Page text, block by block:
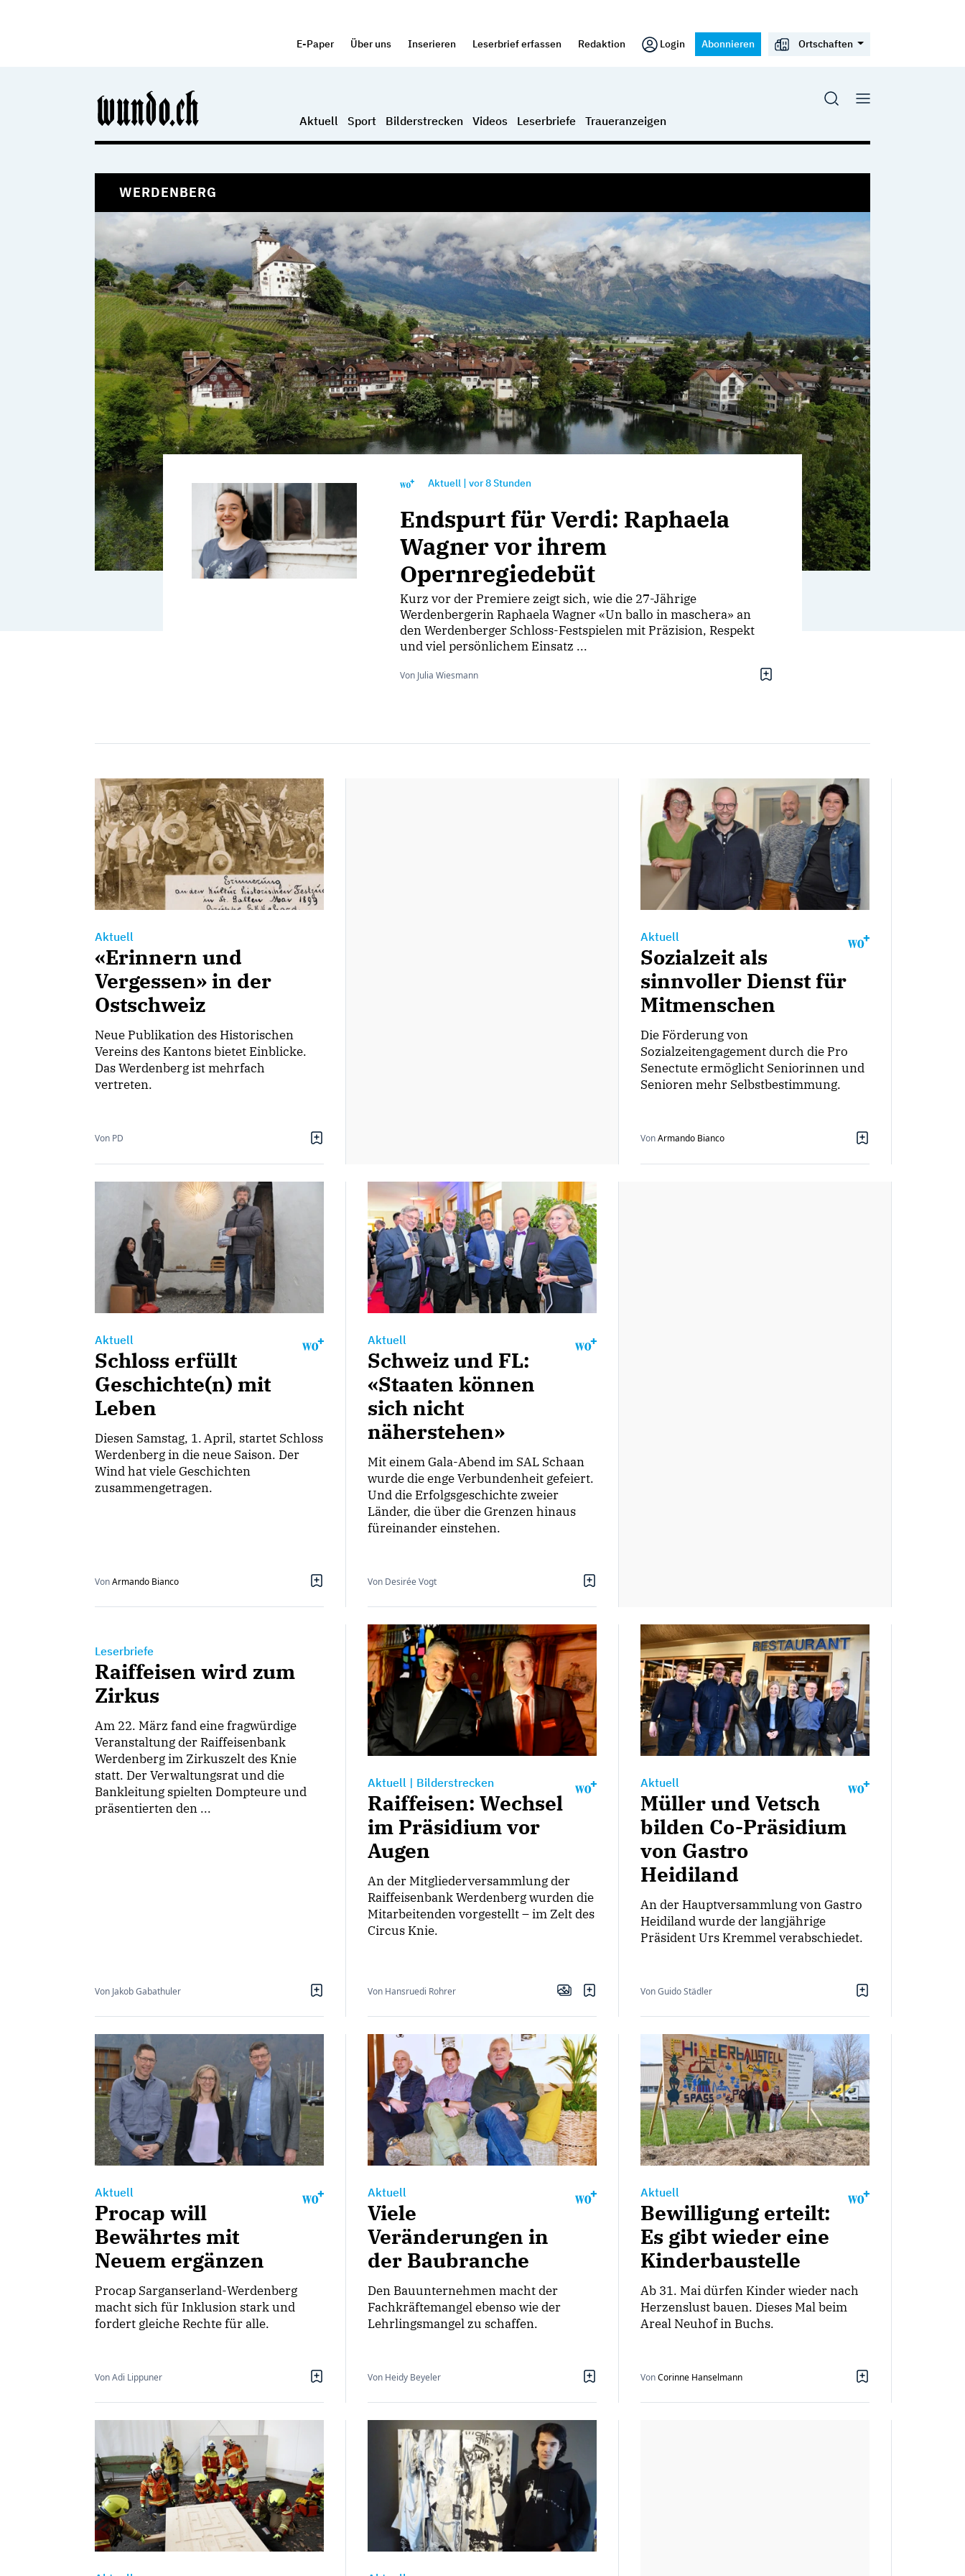
E-Paper Über uns Inserieren Leserbrief erfassen Redaktion Login Abonnieren Ortschaften
Aktuell Sport Bilderstrecken Videos Leserbriefe Traueranzeigen
WERDENBERG
Aktuell | vor8 Stunden
Endspurt für Verdi: Raphaela
Wagner vor ihrem
Opernregiedebüt
Kurz vor der Premiere zeigt sich, wie die 27-Jährige
Werdenbergerin Raphaela Wagner «Un ballo in maschera» an
den Werdenberger Schloss-Festspielen mit Präzision, Respekt
und viel persönlichem Einsatz ...
Von Julia Wiesmann
Aktuell
«Erinnern und
Vergessen» in der
Ostschweiz
Neue Publikation des Historischen
Vereins des Kantons bietet Einblicke.
Das Werdenberg ist mehrfach
vertreten.
Von PD
Aktuell
Sozialzeit als
sinnvoller Dienst für
Mitmenschen
Die Förderung von
Sozialzeitengagement durch die Pro
Senectute ermöglicht Seniorinnen und
Senioren mehr Selbstbestimmung.
VonArmando Bianco
Aktuell
Schloss erfüllt
Geschichte(n) mit
Leben
Diesen Samstag, 1. April, startet Schloss
Werdenberg in die neue Saison. Der
Wind hat viele Geschichten
zusammengetragen.
VonArmando Bianco
Aktuell
Schweiz und FL:
«Staaten können
sich nicht
näherstehen»
Mit einem Gala-Abend im SAL Schaan
wurde die enge Verbundenheit gefeiert.
Und die Erfolgsgeschichte zweier
Länder, die über die Grenzen hinaus
füreinander einstehen.
Von Desirée Vogt
Leserbriefe
Raiffeisen wird zum
Zirkus
Am 22. März fand eine fragwürdige
Veranstaltung der Raiffeisenbank
Werdenberg im Zirkuszelt des Knie
statt. Der Verwaltungsrat und die
Bankleitung spielten Dompteure und
präsentierten den ...
Von Jakob Gabathuler
Aktuell | Bilderstrecken
Raiffeisen: Wechsel
im Präsidium vor
Augen
An der Mitgliederversammlung der
Raiffeisenbank Werdenberg wurden die
Mitarbeitenden vorgestellt – im Zelt des
Circus Knie.
Von Hansruedi Rohrer
Aktuell
Müller und Vetsch
bilden Co-Präsidium
von Gastro
Heidiland
An der Hauptversammlung von Gastro
Heidiland wurde der langjährige
Präsident Urs Kremmel verabschiedet.
Von Guido Städler
Aktuell
Procap will
Bewährtes mit
Neuem ergänzen
Procap Sarganserland-Werdenberg
macht sich für Inklusion stark und
fordert gleiche Rechte für alle.
Von Adi Lippuner
Aktuell
Viele
Veränderungen in
der Baubranche
Den Bauunternehmen macht der
Fachkräftemangel ebenso wie der
Lehrlingsmangel zu schaffen.
Von Heidy Beyeler
Aktuell
Bewilligung erteilt:
Es gibt wieder eine
Kinderbaustelle
Ab 31. Mai dürfen Kinder wieder nach
Herzenslust bauen. Dieses Mal beim
Areal Neuhof in Buchs.
VonCorinne Hanselmann